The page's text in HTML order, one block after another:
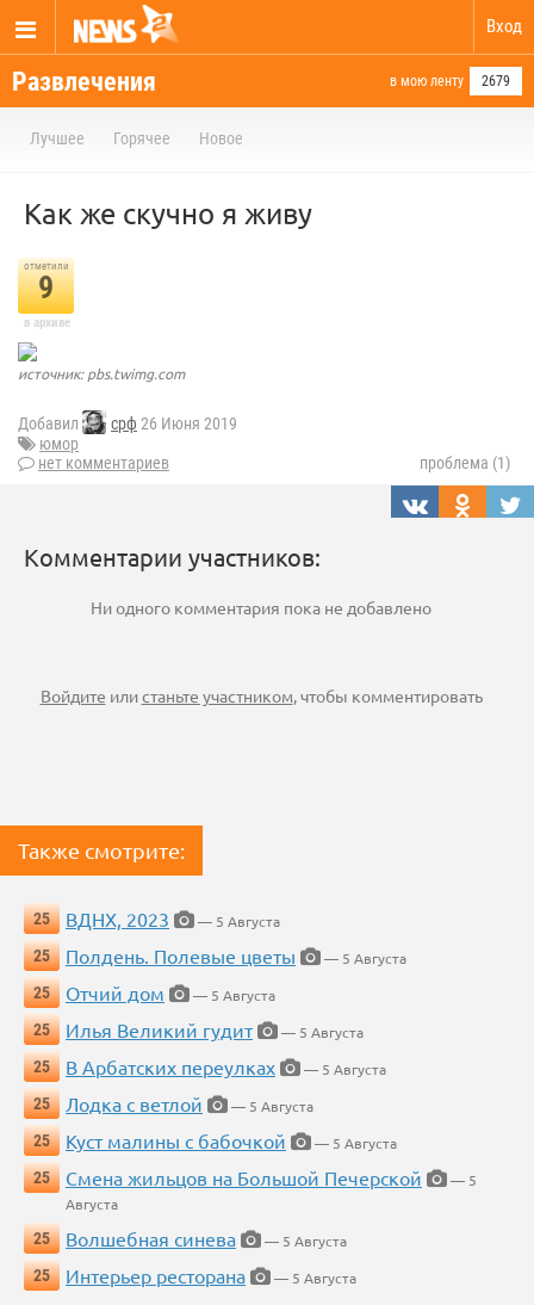
Вход
Развлечения в мою ленту 2679
Лучшее Горячее Новое
Как же скучно я живу
отметили
9
в архиве
источник: pbs.twimg.com
Добавил срф 26 Июня 2019
юмор
нет комментариев
проблема (1)
Комментарии участников:
Ни одного комментария пока не добавлено
Войдите илистаньте участником, чтобы комментировать
Также смотрите:
25 ВДНХ, 2023
— 5 Августа
25
Полдень. Полевые цветы
— 5 Августа
25
Отчий дом
— 5 Августа
25
Илья Великий гудит
— 5 Августа
25
В Арбатских переулках
— 5 Августа
25
Лодка с ветлой
— 5 Августа
25
Куст малины с бабочкой
— 5 Августа
25
Смена жильцов на Большой Печерской
— 5
Августа
25
Волшебная синева
— 5 Августа
25
Интерьер ресторана — 5 Августа